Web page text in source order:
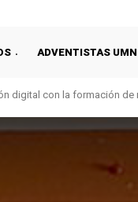
ADVENTISTAS UMN
digital con la formación de